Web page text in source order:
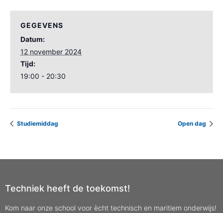
GEGEVENS
Datum:
12 november 2024
Tijd:
19:00 - 20:30
Studiemiddag Open dag
Techniek heeft de toekomst!
Kom naar onze school voor ècht technisch en maritiem onderwijs!